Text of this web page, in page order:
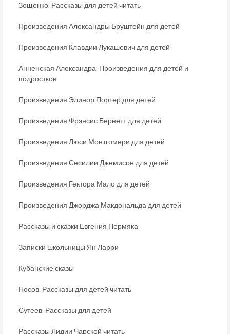
Зощенко. Рассказы для детей читать
Произведения Александры Бруштейн для детей
Произведения Клавдии Лукашевич для детей
Анненская Александра. Произведения для детей и
подростков
Произведения Элинор Портер для детей
Произведения Фрэнсис Бернетт для детей
Произведения Люси Монтгомери для детей
Произведения Сесилии Джемисон для детей
Произведения Гектора Мало для детей
Произведения Джорджа Макдональда для детей
Рассказы и сказки Евгения Пермяка
Записки школьницы Ян Ларри
Кубанские сказы
Носов. Рассказы для детей читать
Сутеев. Рассказы для детей
Рассказы Лидии Чарской читать